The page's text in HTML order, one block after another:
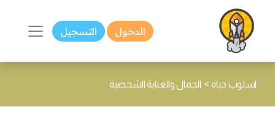
الدخول التسجيل
اسلوب حياة > الجمال والعناية الشخصية